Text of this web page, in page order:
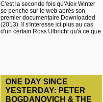
C'est la seconde fois qu'Alex Winter
se penche sur le web aprés son
premier documentaire Downloaded
(2013). Il s'interesse ici plus au cas
d'un certain Ross Ulbricht qu'à ce que
...
ONE DAY SINCE
YESTERDAY: PETER
BOGDANOVICH & THE